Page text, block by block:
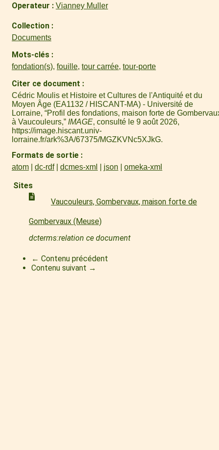
Operateur Vianney Muller
Collection
Documents
Mots-clés
fondation(s), fouille, tour carrée, tour-porte
Citer ce document
Cédric Moulis et Histoire et Cultures de l'Antiquité et du
Moyen Âge (EA1132 / HISCANT-MA) - Université de
Lorraine, “Profil des fondations, maison forte de
à Vaucouleurs,” IMAGE, consulté le 9 août 2026,
https://image.hiscant.univ-
lorraine.fr/ark%3A/67375/MGZKVNc5XJkG.
Formats de sortie
atom dc-rdf dcmes-xml json omeka-xml
Sites
Vaucouleurs, Gombervaux, maison forte de
Gombervaux (Meuse)
dcterms:relation ce document
← Contenu précédent
Contenu suivant →